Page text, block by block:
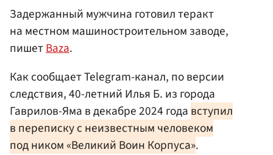
Задержанный мужчина готовил теракт
на местном машиностроительном заводе,
пишетBaza.
Как сообщает Telegram-канал, по версии
следствия, 40-летний Илья Б. из города
Гаврилов-Яма в декабре 2024 года вступил
в переписку с неизвестным человеком
под ником «Великий Воин Корпуса».